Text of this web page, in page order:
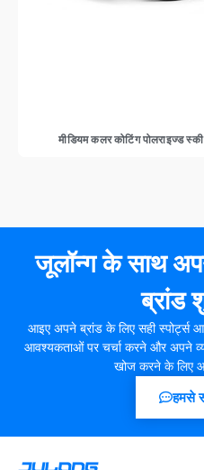
मीडियम कलर कोटिंग पोलराइज्ड
जूलॉन्ग के साथ
ब्रांड
आइए अपने ब्रांड के लिए सही स्पोर्ट्स
आवश्यकताओं पर चर्चा करने और अपने
खोज करने के लिए
हमसे